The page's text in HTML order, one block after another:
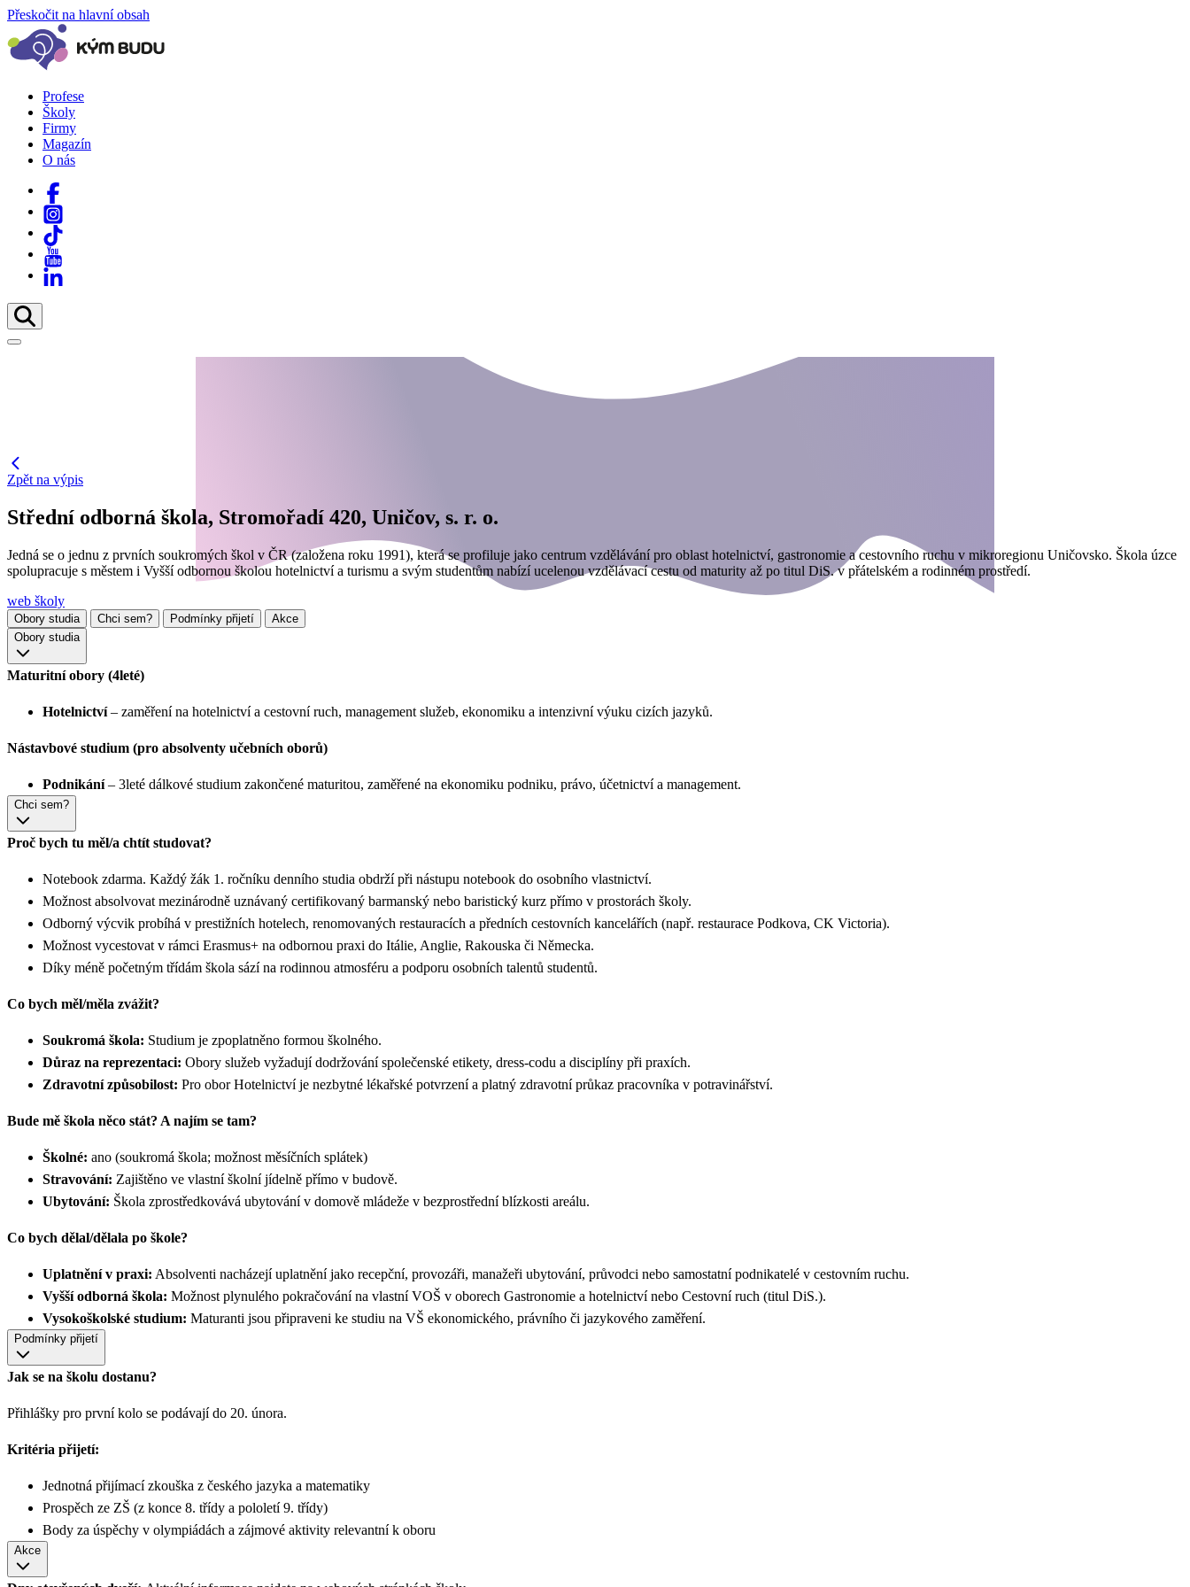
Přeskočit na hlavní obsah
Profese
Školy
Firmy
Magazín
O nás
Zpět na výpis
Střední odborná škola, Stromořadí 420, Uničov, s. r. o.
Jedná se o jednu z prvních soukromých škol v ČR (založena roku 1991), která se profiluje jako centrum vzdělávání pro oblast hotelnictví, gastronomie a cestovního ruchu v mikroregionu Uničovsko. Škola úzce
spolupracuje s městem i Vyšší odbornou školou hotelnictví a turismu a svým studentům nabízí ucelenou vzdělávací cestu od maturity až po titul DiS. v přátelském a rodinném prostředí.
web školy
Obory studia Chci sem? Podmínky přijetí
Akce
Obory studia
Maturitní obory (4leté)
Hotelnictví– zaměření na hotelnictví a cestovní ruch, management služeb, ekonomiku a intenzivní výuku cizích jazyků.
Nástavbové studium (pro absolventy učebních oborů)
Podnikání– 3leté dálkové studium zakončené maturitou, zaměřené na ekonomiku podniku, právo, účetnictví a management.
Chci sem?
Proč bych tu měl/a chtít studovat?
Notebook zdarma. Každý žák 1. ročníku denního studia obdrží při nástupu notebook do osobního vlastnictví.
Možnost absolvovat mezinárodně uznávaný certifikovaný barmanský nebo baristický kurz přímo v prostorách školy.
Odborný výcvik probíhá v prestižních hotelech, renomovaných restauracích a předních cestovních kancelářích (např. restaurace Podkova, CK Victoria).
Možnost vycestovat v rámci Erasmus+ na odbornou praxi do Itálie, Anglie, Rakouska či Německa.
Díky méně početným třídám škola sází na rodinnou atmosféru a podporu osobních talentů studentů.
Co bych měl/měla zvážit?
Soukromá škola: Studium je zpoplatněno formou školného.
Důraz na reprezentaci: Obory služeb vyžadují dodržování společenské etikety, dress-codu a disciplíny při praxích.
Zdravotní způsobilost: Pro obor Hotelnictví je nezbytné lékařské potvrzení a platný zdravotní průkaz pracovníka v potravinářství.
Bude mě škola něco stát? A najím se tam?
Školné: ano (soukromá škola; možnost měsíčních splátek)
Stravování: Zajištěno ve vlastní školní jídelně přímo v budově.
Ubytování: Škola zprostředkovává ubytování v domově mládeže v bezprostřední blízkosti areálu.
Co bych dělal/dělala po škole?
Uplatnění v praxi: Absolventi nacházejí uplatnění jako recepční, provozáři, manažeři ubytování, průvodci nebo samostatní podnikatelé v cestovním ruchu.
Vyšší odborná škola: Možnost plynulého pokračování na vlastní VOŠ v oborech Gastronomie a hotelnictví nebo Cestovní ruch (titul DiS.).
Vysokoškolské studium: Maturanti jsou připraveni ke studiu na VŠ ekonomického, právního či jazykového zaměření.
Podmínky přijetí
Jak se na školu dostanu?
Přihlášky pro první kolo se podávají do 20. února.
Kritéria přijetí:
Jednotná přijímací zkouška z českého jazyka a matematiky
Prospěch ze ZŠ (z konce 8. třídy a pololetí 9. třídy)
Body za úspěchy v olympiádách a zájmové aktivity relevantní k oboru
Akce